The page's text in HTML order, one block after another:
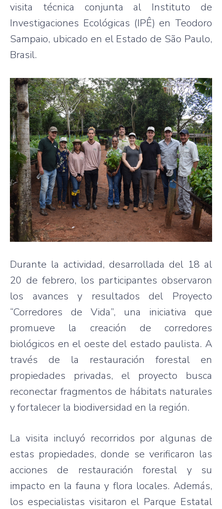
visita técnica conjunta al Instituto de
Investigaciones Ecológicas (IPÊ) en Teodoro
Sampaio, ubicado en el Estado de São Paulo,
Brasil.
Durante la actividad, desarrollada del 18 al
20 de febrero, los participantes observaron
los avances y resultados del Proyecto
“Corredores de Vida”, una iniciativa que
promueve la creación de corredores
biológicos en el oeste del estado paulista. A
través de la restauración forestal en
propiedades privadas, el proyecto busca
reconectar fragmentos de hábitats naturales
y fortalecer la biodiversidad en la región.
La visita incluyó recorridos por algunas de
estas propiedades, donde se verificaron las
acciones de restauración forestal y su
impacto en la fauna y flora locales. Además,
los especialistas visitaron el Parque Estatal